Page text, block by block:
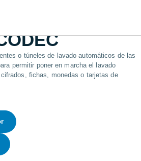
o túneles de lavado automáticos de las
permitir poner en marcha el lavado
fichas, monedas o tarjetas de